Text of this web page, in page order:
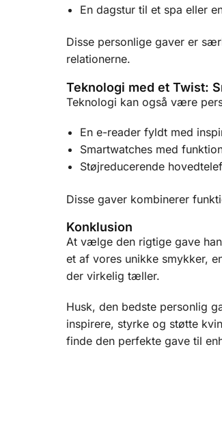
En dagstur til et spa eller
Disse personlige gaver er
relationerne.
Teknologi med et Twist:
Teknologi kan også være
En e-reader fyldt med
Smartwatches med
Støjreducerende
Disse gaver kombinerer
Konklusion
At vælge den rigtige gave
et af vores unikke smykker,
der virkelig tæller.
Husk, den bedste personlig
inspirere, styrke og støtte
finde den perfekte gave til